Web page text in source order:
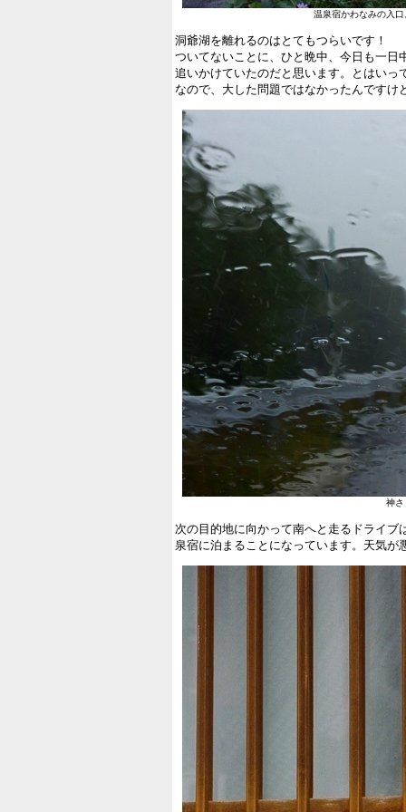
温泉宿かわなみの入
洞爺湖を離れるのはとてもつらいです！
ついてないことに、ひと晩中、今日も一日
追いかけていたのだと思います。とはいっ
なので、大した問題ではなかったんですけ
神さ
次の目的地に向かって南へと走るドライブ
泉宿に泊まることになっています。天気が